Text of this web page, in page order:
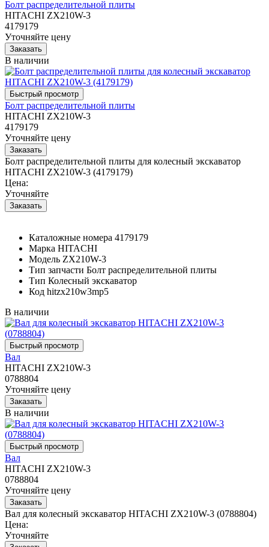
Болт распределительной плиты
HITACHI ZX210W-3
4179179
Уточняйте цену
В наличии
Болт распределительной плиты
HITACHI ZX210W-3
4179179
Уточняйте цену
Болт распределительной плиты для колесный экскаватор
HITACHI ZX210W-3 (4179179)
Цена:
Уточняйте
Каталожные номера 4179179
Марка HITACHI
Модель ZX210W-3
Тип запчасти Болт распределительной плиты
Тип Колесный экскаватор
Код hitzx210w3mp5
В наличии
Вал
HITACHI ZX210W-3
0788804
Уточняйте цену
В наличии
Вал
HITACHI ZX210W-3
0788804
Уточняйте цену
Вал для колесный экскаватор HITACHI ZX210W-3 (0788804)
Цена:
Уточняйте